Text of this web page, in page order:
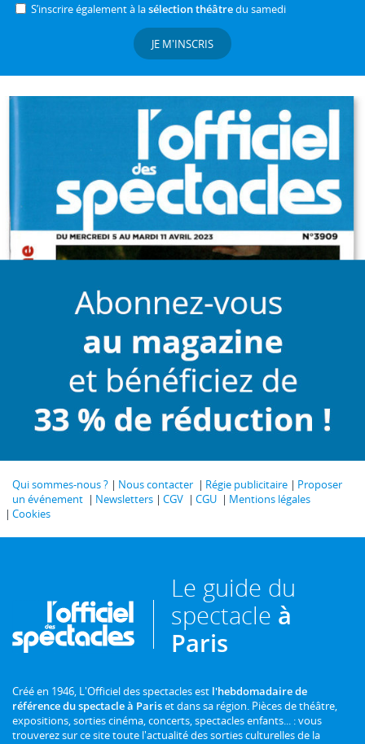
S’inscrire également à lasélection théâtredu samedi
JE M'INSCRIS
Qui sommes-nous ? Nous contacter Régie publicitaire
Proposer
un événement
Newsletters CGV CGU
Mentions légales
Cookies
Le guide du
spectacle à
Paris
Créé en 1946, L'Officiel des spectacles est l'hebdomadaire de
référence du spectacle à Pariset dans sa région. Pièces de théâtre,
expositions, sorties cinéma, concerts, spectacles enfants... : vous
trouverez sur ce site toute l'actualité des sorties culturelles de la